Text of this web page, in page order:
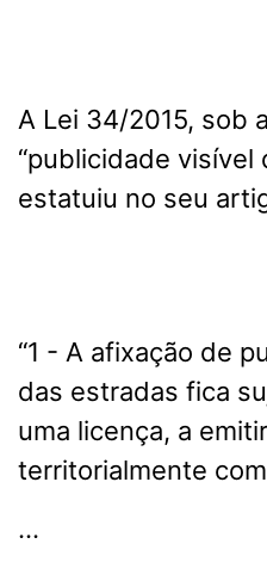
A Lei 34/2015, sob
“publicidade visível
estatuiu no seu
“1 - A afixação de
das estradas fica
uma licença, a
territorialmente
…